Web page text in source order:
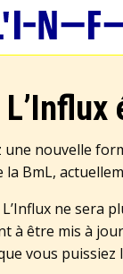
L’Influx
nouvelle
la BmL,
ne sera
être mis à
vous